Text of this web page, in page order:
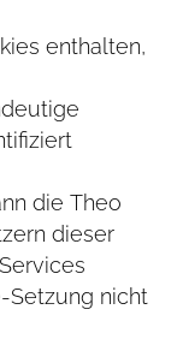
enthalten,
die Theo
dieser
Setzung nicht